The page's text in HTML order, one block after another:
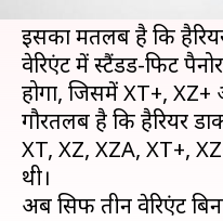
इसका मतलब है कि
वेरिएंट में स्टैंडर्ड-फिट
होगा, जिसमें XT+, XZ+
गौरतलब है कि हैरियर
XT, XZ, XZA, XT+,
थी।
अब सिर्फ तीन वेरिएंट